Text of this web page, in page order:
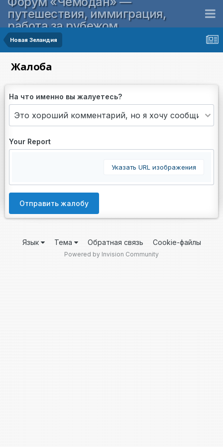
путешествия, иммиграция,
работа за рубежом
Новая Зеландия
Жалоба
На что именно вы жалуетесь?
Your Report
Указать URL изображения
Отправить жалобу
Язык Тема Обратная связь Cookie-файлы
Powered by Invision Community